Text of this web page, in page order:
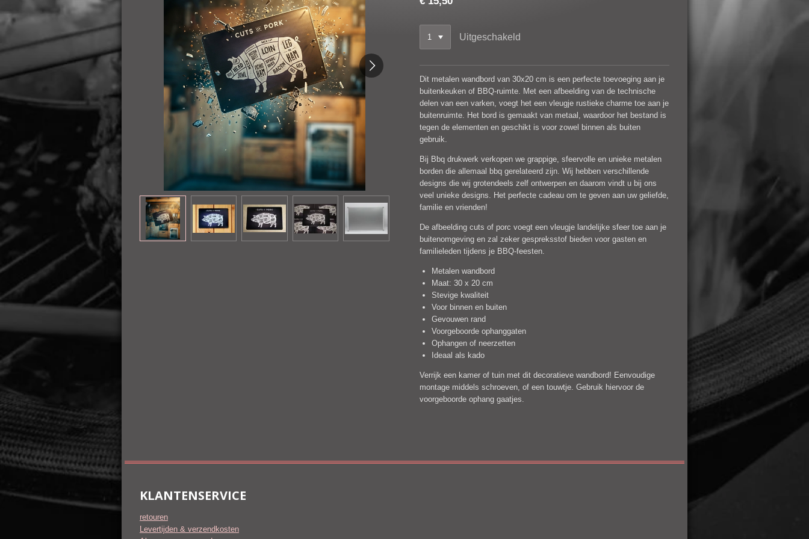
Uitgeschakeld
Dit metalen wandbord van 30x20 cm is een perfecte toevoeging aan je
buitenkeuken of BBQ-ruimte. Met een afbeelding van de technische
delen van een varken, voegt het een vleugje rustieke charme toe aan je
buitenruimte. Het bord is gemaakt van metaal, waardoor het bestand is
tegen de elementen en geschikt is voor zowel binnen als buiten
gebruik.
Bij Bbq drukwerk verkopen we grappige, sfeervolle en unieke metalen
borden die allemaal bbq gerelateerd zijn. Wij hebben verschillende
designs die wij grotendeels zelf ontwerpen en daarom vindt u bij ons
veel unieke designs. Het perfecte cadeau om te geven aan uw geliefde,
familie en vrienden!
De afbeelding cuts of porc voegt een vleugje landelijke sfeer toe aan je
buitenomgeving en zal zeker gespreksstof bieden voor gasten en
familieleden tijdens je BBQ-feesten.
Metalen wandbord
Maat: 30 x 20 cm
Stevige kwaliteit
Voor binnen en buiten
Gevouwen rand
Voorgeboorde ophanggaten
Ophangen of neerzetten
Ideaal als kado
Verrijk een kamer of tuin met dit decoratieve wandbord! Eenvoudige
montage middels schroeven, of een touwtje. Gebruik hiervoor de
voorgeboorde ophang gaatjes.
KLANTENSERVICE
retouren
Levertijden & verzendkosten